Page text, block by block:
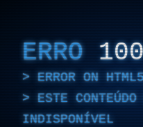
ERRO
ERROR ON
ESTE
INDISPONÍVEL